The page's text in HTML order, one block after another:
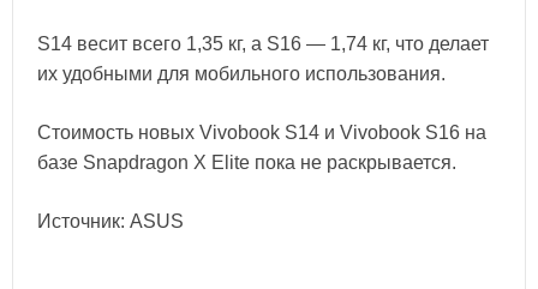
S14 весит всего 1,35 кг, а S16 — 1,74 кг, что делает
их удобными для мобильного использования.
Стоимость новых Vivobook S14 и Vivobook S16 на
базе Snapdragon X Elite пока не раскрывается.
Источник: ASUS